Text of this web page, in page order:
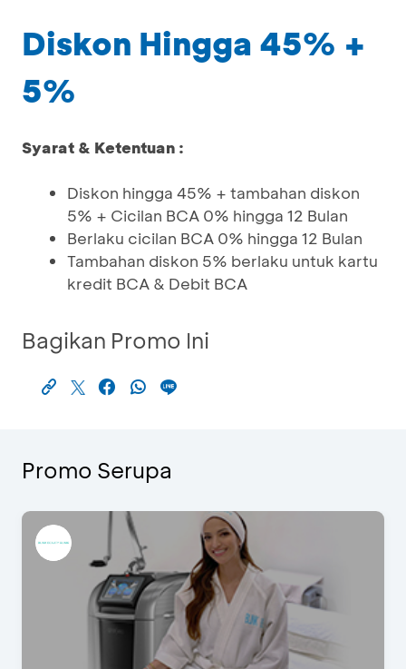
Diskon Hingga 45% +
5%
Syarat & Ketentuan :
Diskon hingga 45% + tambahan diskon
5% + Cicilan BCA 0% hingga 12 Bulan
Berlaku cicilan BCA 0% hingga 12 Bulan
Tambahan diskon 5% berlaku untuk kartu
kredit BCA & Debit BCA
Bagikan Promo Ini
Promo Serupa